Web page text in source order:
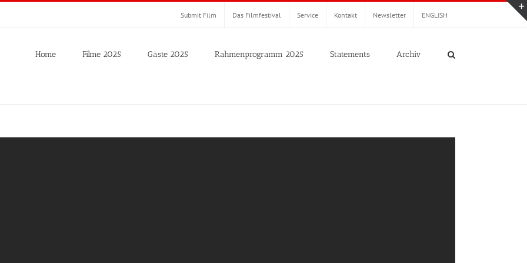
Submit Film Das Filmfestival Service Kontakt Newsletter ENGLISH
Home Filme 2025 Gäste 2025 Rahmenprogramm 2025 Statements Archiv